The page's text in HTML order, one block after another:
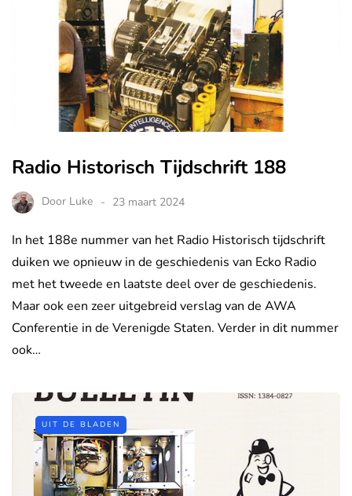
Radio Historisch Tijdschrift 188
Door Luke 23 maart 2024
In het 188e nummer van het Radio Historisch tijdschrift
duiken we opnieuw in de geschiedenis van Ecko Radio
met het tweede en laatste deel over de geschiedenis.
Maar ook een zeer uitgebreid verslag van de AWA
Conferentie in de Verenigde Staten. Verder in dit nummer
ook…
UIT DE BLADEN